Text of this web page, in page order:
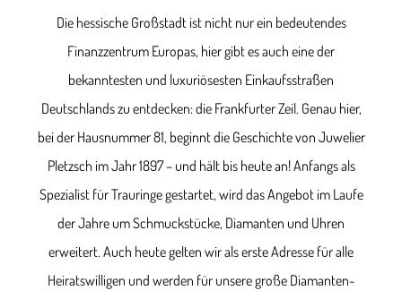
Die hessische Großstadt ist nicht nur ein bedeutendes
Finanzzentrum Europas, hier gibt es auch eine der
bekanntesten und luxuriösesten Einkaufsstraßen
Deutschlands zu entdecken: die Frankfurter Zeil. Genau hier,
bei der Hausnummer 81, beginnt die Geschichte von Juwelier
Pletzsch im Jahr 1897 – und hält bis heute an! Anfangs als
Spezialist für Trauringe gestartet, wird das Angebot im Laufe
der Jahre um Schmuckstücke, Diamanten und Uhren
erweitert. Auch heute gelten wir als erste Adresse für alle
Heiratswilligen und werden für unsere große Diamanten-